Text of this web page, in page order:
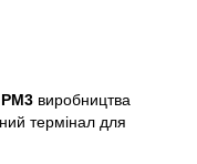
виробництва
термінал для